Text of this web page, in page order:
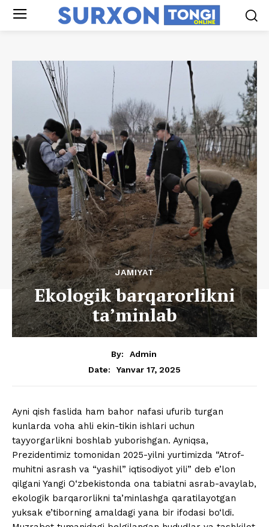
JAMIYAT
Ekologik barqarorlikni
ta’minlab
By:
Admin
Date:
Yanvar 17, 2025
Ayni qish faslida ham bahor nafasi ufurib turgan
kunlarda voha ahli ekin-tikin ishlari uchun
tayyorgarlikni boshlab yuborishgan. Ayniqsa,
Prezidentimiz tomonidan 2025-yilni yurtimizda “Atrof-
muhitni asrash va “yashil” iqtisodiyot yili” deb e’lon
qilgani Yangi O‘zbekistonda ona tabiatni asrab-avaylab,
ekologik barqarorlikni ta’minlashga qaratilayotgan
yuksak e’tiborning amaldagi yana bir ifodasi bo‘ldi.